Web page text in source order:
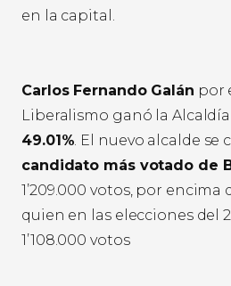
en la capital.
Carlos Fernando Galán por
Liberalismo ganó la
49.01%. El nuevo alcalde se
candidato más votado de
1’209.000 votos, por encima
quien en las elecciones del
1’108.000 votos